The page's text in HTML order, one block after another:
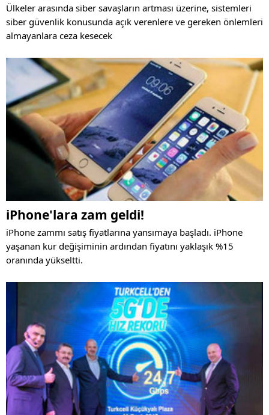
Ülkeler arasında siber savaşların artması üzerine, sistemleri
siber güvenlik konusunda açık verenlere ve gereken önlemleri
almayanlara ceza kesecek
iPhone'lara zam geldi!
iPhone zammı satış fiyatlarına yansımaya başladı. iPhone
yaşanan kur değişiminin ardından fiyatını yaklaşık %15
oranında yükseltti.